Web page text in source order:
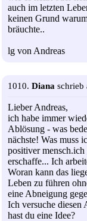
auch im letzten
keinen Grund
bräuchte..
lg von Andreas
1010. Diana schrieb
Lieber Andreas,
ich habe immer
Ablösung - was
nächste! Was muss
positiver
erschaffe... Ich
Woran kann das
Leben zu führen
eine Abneigung
Ich versuche
hast du eine Idee?